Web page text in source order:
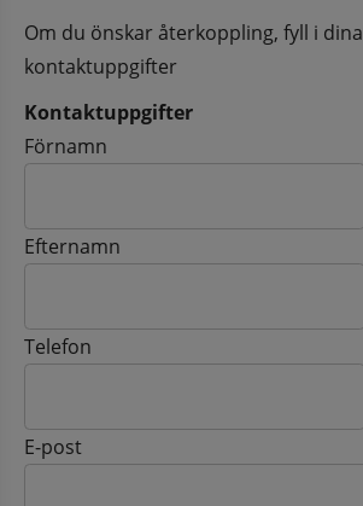
Om du önskar återkoppling, fyll i dina
kontaktuppgifter
Kontaktuppgifter
Kontaktuppgifter
Förnamn
Efternamn
Telefon
E-post